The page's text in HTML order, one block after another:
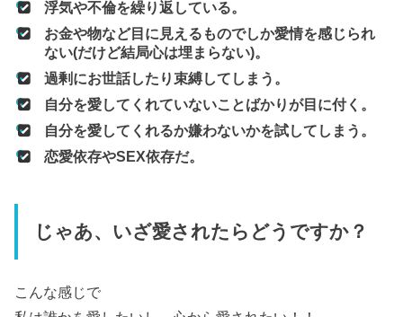
浮気や不倫を繰り返している。
お金や物など目に見えるものでしか愛情を感じられ
ない(だけど結局心は埋まらない)。
過剰にお世話したり束縛してしまう。
自分を愛してくれていないことばかりが目に付く。
自分を愛してくれるか嫌わないかを試してしまう。
恋愛依存やSEX依存だ。
じゃあ、いざ愛されたらどうですか？
こんな感じで